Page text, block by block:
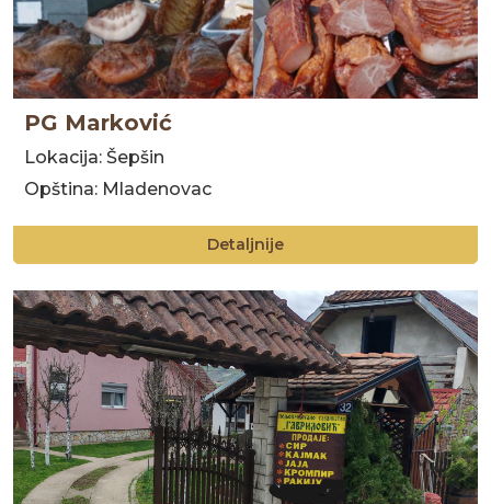
PG Marković
Lokacija: Šepšin
Opština: Mladenovac
Detaljnije